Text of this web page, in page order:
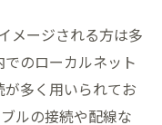
メージされる方は多
のローカルネット
多く用いられてお
ルの接続や配線な